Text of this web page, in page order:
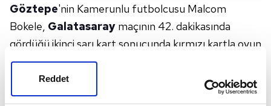
Reddet
Göztepe'nin Kamerunlu futbolcusu Malcom
Bokele, Galatasaray maçının 42. dakikasında
gördüğü ikinci sarı kart sonucunda kırmızı kartla oyun
dışında kaldı.
Trendyol Süper Lig'in 10. haftasında Göztepe,